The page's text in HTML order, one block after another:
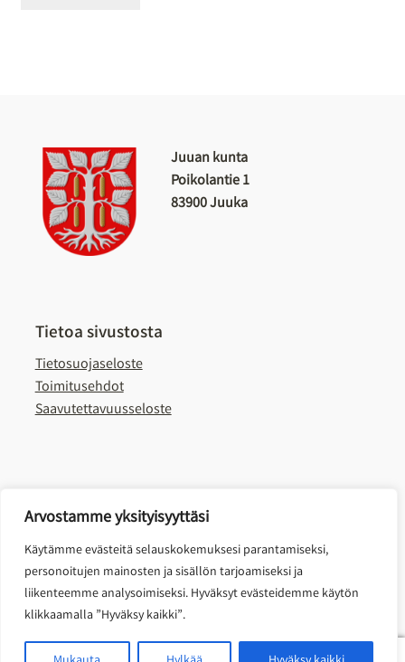
Arvostamme yksityisyyttäsi
Käytämme evästeitä selauskokemuksesi parantamiseksi,
personoitujen mainosten ja sisällön tarjoamiseksi ja
liikenteemme analysoimiseksi. Hyväksyt evästeidemme käytön
klikkaamalla ”Hyväksy kaikki”.
Juuan kunta
Poikolantie 1
83900 Juuka
Tietoa sivustosta
Tietosuojaseloste
Toimitusehdot
Saavutettavuusseloste